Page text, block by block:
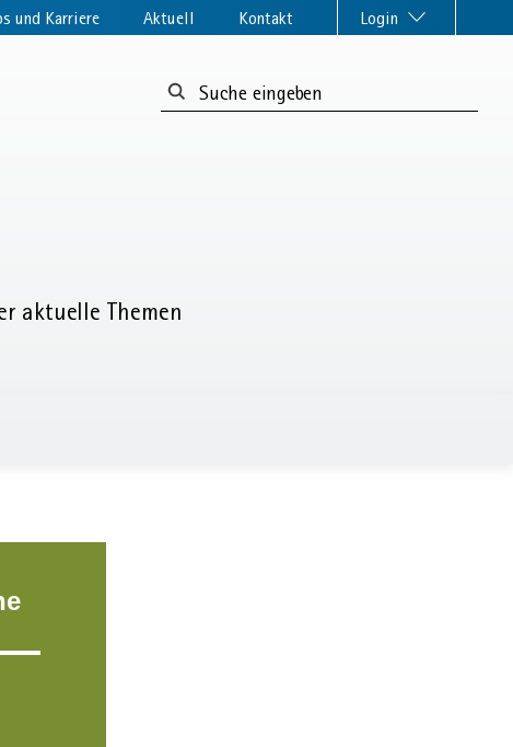
und Karriere Aktuell Kontakt Login
Suchformular:
aktuelle Themen